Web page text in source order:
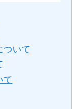
ついて
て